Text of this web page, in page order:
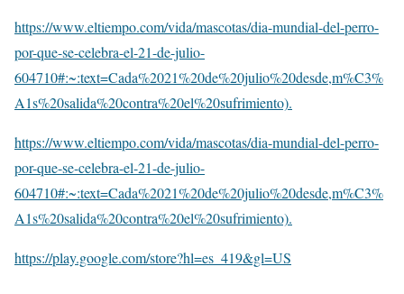
https://www.eltiempo.com/vida/mascotas/dia-mundial-del-perro-
por-que-se-celebra-el-21-de-julio-
604710#:~:text=Cada%2021%20de%20julio%20desde,m%C3%
A1s%20salida%20contra%20el%20sufrimiento).
https://www.eltiempo.com/vida/mascotas/dia-mundial-del-perro-
por-que-se-celebra-el-21-de-julio-
604710#:~:text=Cada%2021%20de%20julio%20desde,m%C3%
A1s%20salida%20contra%20el%20sufrimiento).
https://play.google.com/store?hl=es_419&gl=US